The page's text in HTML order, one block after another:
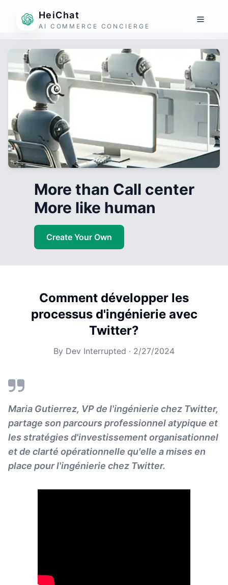
HeiChat
AI COMMERCE CONCIERGE
More than Call center
More like human
Create Your Own
Comment développer les
processus d'ingénierie avec
Twitter?
By Dev Interrupted · 2/27/2024
Maria Gutierrez, VP de l'ingénierie chez Twitter,
partage son parcours professionnel atypique et
les stratégies d'investissement organisationnel
et de clarté opérationnelle qu'elle a mises en
place pour l'ingénierie chez Twitter.